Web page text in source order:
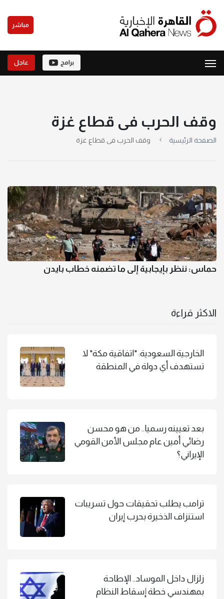
مباشر
برامج عاجل
وقف الحرب فى قطاع غزة
الصفحة الرئيسية وقف الحرب فى قطاع غزة
حماس: ننظر بإيجابية إلى ما تضمنه خطاب بايدن
الاكثر قراءة
الخارجية السعودية: "اتفاقية مكة" لا
تستهدف أي دولة في المنطقة
بعد تعيينه رسميا.. من هو محسن
رضائي أمين عام مجلس الأمن القومي
الإيراني؟
ترامب يطلب تحقيقات حول تسريبات
استنزاف الذخيرة بحرب إيران
زلزال داخل الموساد.. الإطاحة
بمهندسي خطة إسقاط النظام